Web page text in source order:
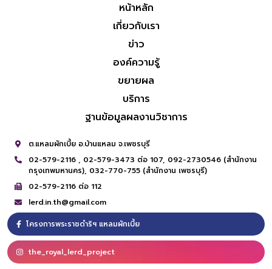
หน้าหลัก
เกี่ยวกับเรา
ข่าว
องค์ความรู้
ขยายผล
บริการ
ฐานข้อมูลผลงานวิชาการ
ต.แหลมผักเบี้ย อ.บ้านแหลม จ.เพชรบุรี
02-579-2116 , 02-579-3473 ต่อ 107, 092-2730546 (สำนักงาน
กรุงเทพมหานคร), 032-770-755 (สำนักงาน เพชรบุรี)
02-579-2116 ต่อ 112
lerd.in.th@gmail.com
โครงการพระราชดำริฯ แหลมผักเบี้ย
the_royal_lerd_project